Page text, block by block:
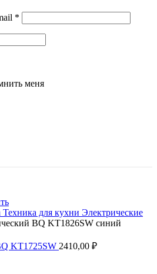
*
меня
Техника для кухни Электрические
BQ KT1826SW синий
KT1725SW 2410,00 ₽